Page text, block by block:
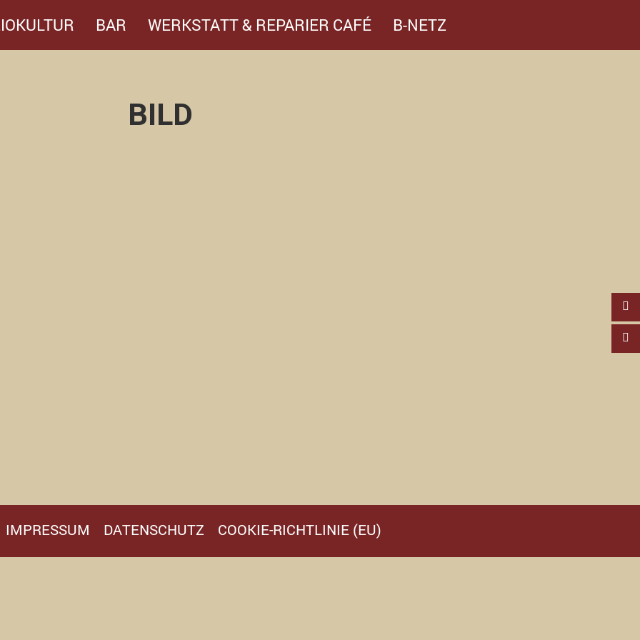
BAR WERKSTATT & REPARIER CAFÉ B-NETZ
BILD
IMPRESSUM DATENSCHUTZ COOKIE-RICHTLINIE (EU)